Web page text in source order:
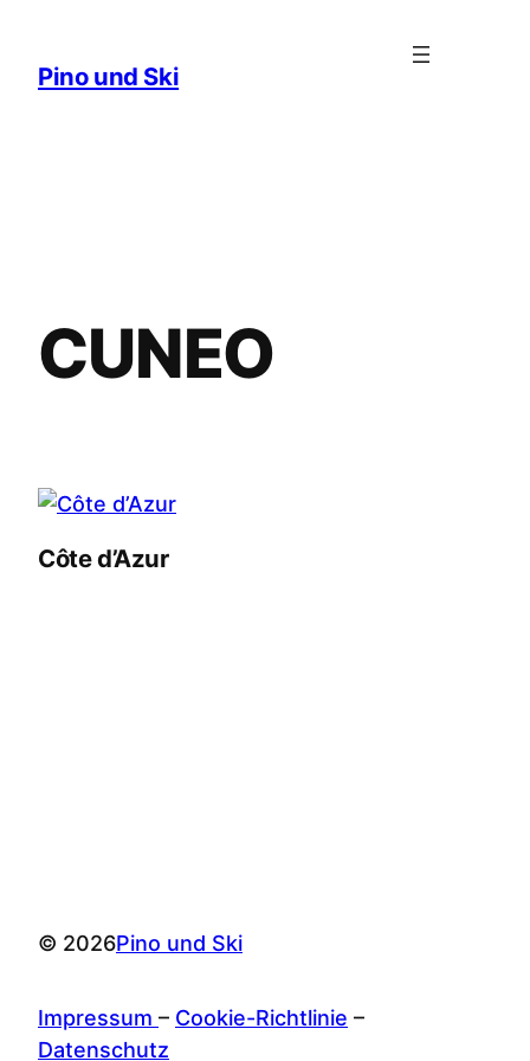
springen
Pino und Ski
CUNEO
Côte d’Azur
© 2026Pino und Ski
Impressum – Cookie-Richtlinie –
Datenschutz